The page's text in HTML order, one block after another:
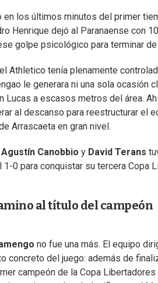
en los últimos minutos del primer
Henrique dejó al Paranaense con
golpe psicológico para terminar de
Athletico tenía plenamente
le generara ni una sola ocasión
Lucas a escasos metros del área.
al descanso para reestructurar el
Arrascaeta en gran nivel.
Agustín Canobbio y David Terans
0 para conquistar su tercera Copa
al título del campeón
no fue una más. El equipo
concreto del juego: además de
campeón de la Copa